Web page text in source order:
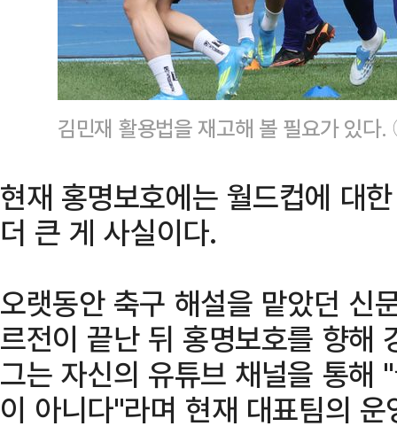
김민재 활용법을 재고해 볼 필요가 있
현재 홍명보호에는 월드컵에 대
더 큰 게 사실이다.
오랫동안 축구 해설을 맡았던 신
르전이 끝난 뒤 홍명보호를 향해
그는 자신의 유튜브 채널을 통해
이 아니다"라며 현재 대표팀의